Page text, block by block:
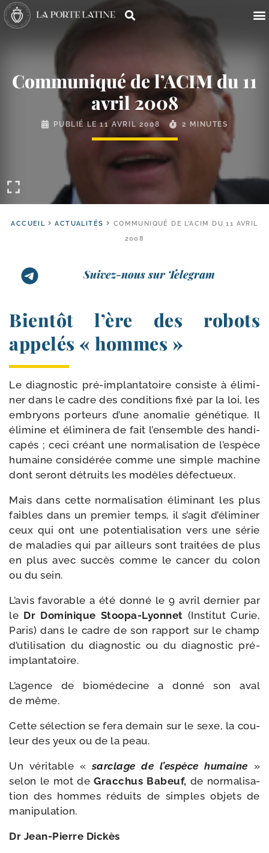
Communiqué de l’ACIM du 11
avril 2008
PUBLIÉ LE11 AVRIL 2008 2 MINUTES
ACCUEIL ACTUALITÉS
COMMUNIQUÉ DE L’ACIM DU 11 AVRIL
2008
Suivez-nous sur Telegram
Bientôt l’ère des robots
appelés « hommes »
Le diag­nos­tic pré-​implantatoire consiste à éli­mi­
ner dans le cadre des condi­tions fixé par la loi, les
embryons por­teurs d’une ano­ma­lie géné­tique. Il
éli­mine et éli­mi­ne­ra de fait l’ensemble des han­di­
ca­pés ; ceci créant une nor­ma­li­sa­tion de l’espèce
humaine consi­dé­rée comme une simple machine
dont seront détruits les modèles défectueux.
Mais dans cette nor­ma­li­sa­tion éli­mi­nant les plus
faibles dans un pre­mier temps, il s’agit d’éliminer
ceux qui ont une poten­tia­li­sa­tion vers une série
de mala­dies qui par ailleurs sont trai­tées de plus
en plus avec suc­cès comme le can­cer du colon
ou du sein.
L’avis favo­rable a été don­né le 9 avril der­nier par
le Dr Dominique Stoopa-​Lyonnet (Institut Curie,
Paris) dans le cadre de son rap­port sur le champ
d’utilisation du diag­nos­tic ou du diag­nos­tic pré-
implantatoire.
L’agence de bio­mé­de­cine a don­né son aval
de même.
Cette sélec­tion se fera demain sur le sexe, la cou­
leur des yeux ou de la peau.
Un véri­table « sar­clage de l’espèce humaine »
selon le mot de Gracchus Babeuf, de nor­ma­li­sa­
tion des hommes réduits de simples objets de
manipulation.
Dr Jean-​Pierre Dickès